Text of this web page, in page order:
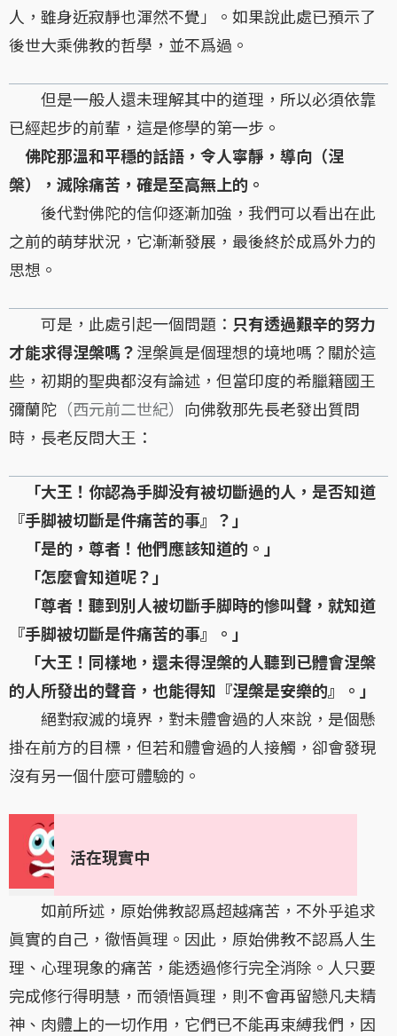
人，雖身近寂靜也渾然不覺」。如果說此處已預示了
後世大乘佛教的哲學，並不爲過。
但是一般人還未理解其中的道理，所以必須依靠
已經起步的前輩，這是修學的第一步。
佛陀那溫和平穩的話語，令人寧靜，導向（涅
槃），滅除痛苦，確是至高無上的。
後代對佛陀的信仰逐漸加強，我們可以看出在此
之前的萌芽狀況，它漸漸發展，最後終於成爲外力的
思想。
可是，此處引起一個問題： 只有透過艱辛的努力
才能求得涅槃嗎？涅槃眞是個理想的境地嗎？關於這
些，初期的聖典都沒有論述，但當印度的希臘籍國王
彌蘭陀 （西元前二世紀） 向佛敎那先長老發出質問
時，長老反問大王：
「大王！你認為手脚没有被切斷過的人，是否知道
『手脚被切斷是件痛苦的事』？」
「是的，尊者！他們應該知道的。」
「怎麼會知道呢？」
「尊者！聽到別人被切斷手脚時的慘叫聲，就知道
『手脚被切斷是件痛苦的事』。」
「大王！同樣地，還未得涅槃的人聽到已體會涅槃
的人所發出的聲音，也能得知『涅槃是安樂的』。」
絕對寂滅的境界，對未體會過的人來說，是個懸
掛在前方的目標，但若和體會過的人接觸，卻會發現
沒有另一個什麼可體驗的。
活在現實中
如前所述，原始佛教認爲超越痛苦，不外乎追求
眞實的自己，徹悟眞理。因此，原始佛教不認爲人生
理、心理現象的痛苦，能透過修行完全消除。人只要
完成修行得明慧，而領悟眞理，則不會再留戀凡夫精
神、肉體上的一切作用，它們已不能再束縛我們，因